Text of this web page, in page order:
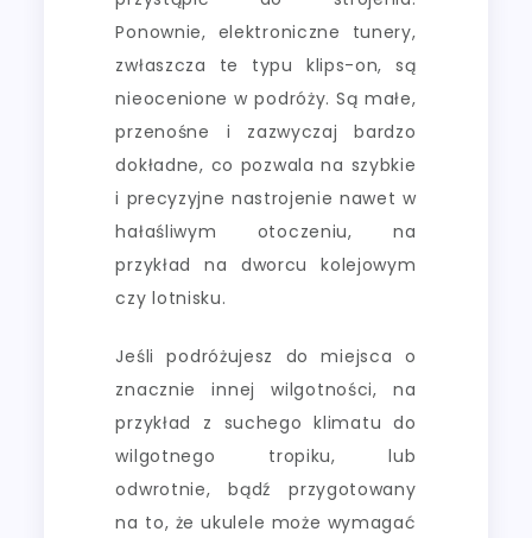
Ponownie, elektroniczne tunery,
zwłaszcza te typu klips-on, są
nieocenione w podróży. Są małe,
przenośne i zazwyczaj bardzo
dokładne, co pozwala na szybkie
i precyzyjne nastrojenie nawet w
hałaśliwym otoczeniu, na
przykład na dworcu kolejowym
czy lotnisku.
Jeśli podróżujesz do miejsca o
znacznie innej wilgotności, na
przykład z suchego klimatu do
wilgotnego tropiku, lub
odwrotnie, bądź przygotowany
na to, że ukulele może wymagać